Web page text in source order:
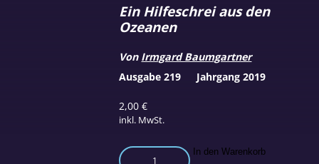
2,00€
inkl. MwSt.
Ein Hilfeschrei aus den
Ozeanen
Von Irmgard Baumgartner
Riesige
In den Warenkorb
Ausgabe 219 Jahrgang 2019